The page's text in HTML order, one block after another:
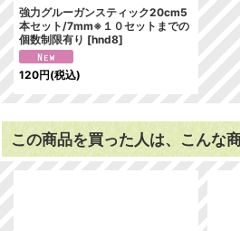
強力グルーガンスティック20cm5
本セット/7mm※１０セットまでの
個数制限有り [hnd8]
120円(税込)
この商品を買った人は、こんな